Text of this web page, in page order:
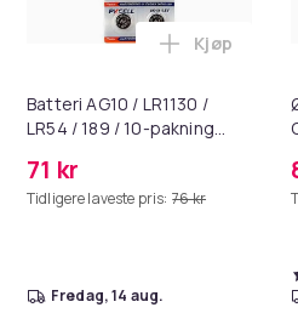
6-rørs fotpedal
Batteri AG10 / LR1130 /
LR54 / 189 / 10-pakning
71 kr
Tidligere laveste pris: 76 kr
Legg
Kjøp
fredag, 14 aug.